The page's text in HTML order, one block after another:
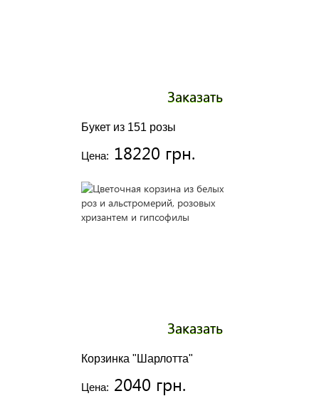
Букет из 151 розы
Цена: 18220 грн.
Заказать
Корзинка "Шарлотта"
Цена: 2040 грн.
Заказать